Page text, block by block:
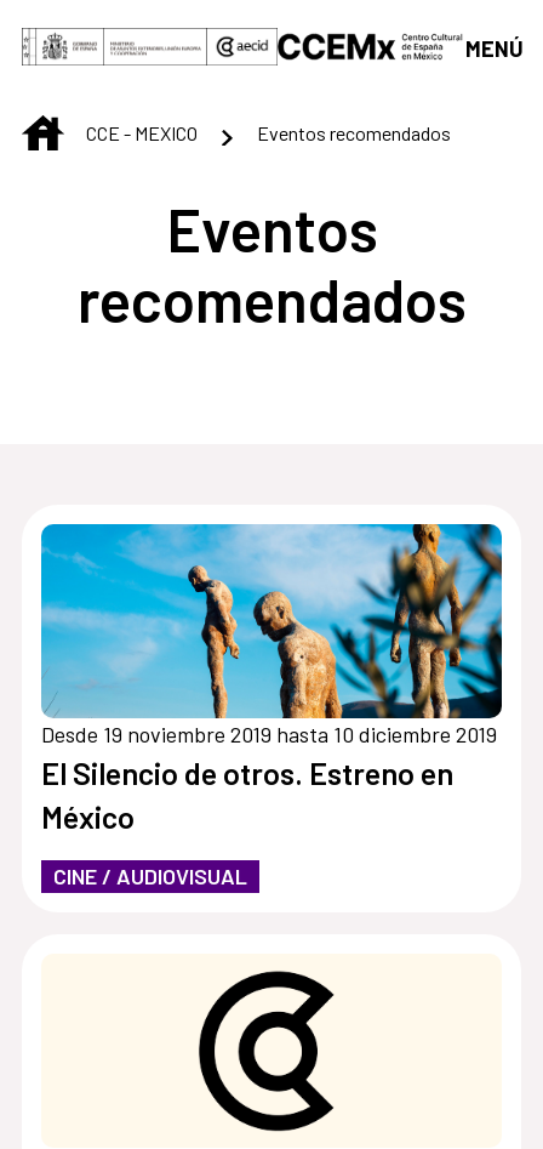
Saltar al contenido principal
MENÚ
INICIOCCE - MEXICO Eventos recomendados
Eventos
recomendados
Desde 19 noviembre 2019 hasta 10 diciembre 2019
El Silencio de otros. Estreno en
México
CINE / AUDIOVISUAL